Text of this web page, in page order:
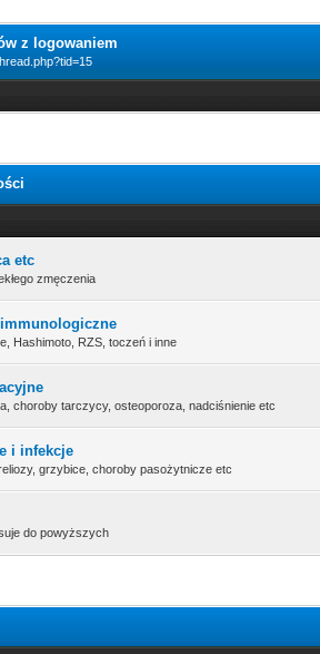
z logowaniem
etc
zmęczenia
Hashimoto, RZS, toczeń i inne
choroby tarczycy, osteoporoza, nadciśnienie etc
i infekcje
grzybice, choroby pasożytnicze etc
do powyższych